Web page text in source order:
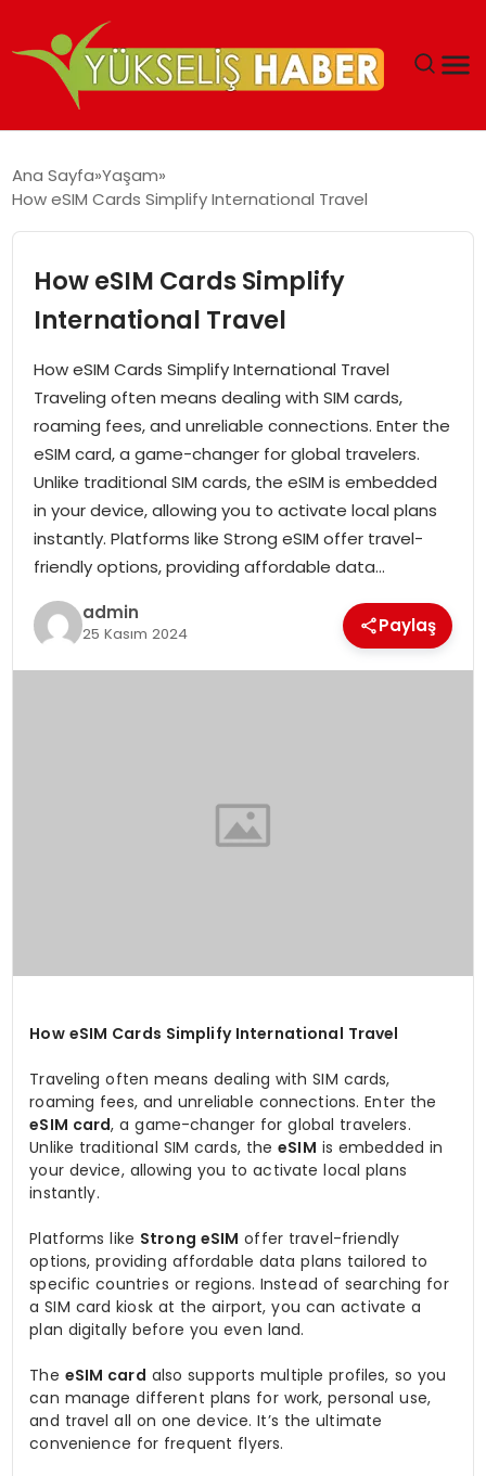
MALIYETLERINI AZALTIYOR’
Ana Sayfa Yaşam
How eSIM Cards Simplify International Travel
How eSIM Cards Simplify
International Travel
How eSIM Cards Simplify International Travel
Traveling often means dealing with SIM cards,
roaming fees, and unreliable connections. Enter the
eSIM card, a game-changer for global travelers.
Unlike traditional SIM cards, the eSIM is embedded
in your device, allowing you to activate local plans
instantly. Platforms like Strong eSIM offer travel-
friendly options, providing affordable data…
admin
25 Kasım 2024 Paylaş
How eSIM Cards Simplify International Travel
Traveling often means dealing with SIM cards,
roaming fees, and unreliable connections. Enter the
eSIM card, a game-changer for global travelers.
Unlike traditional SIM cards, theeSIM is embedded in
your device, allowing you to activate local plans
instantly.
Platforms like Strong eSIM offer travel-friendly
options, providing affordable data plans tailored to
specific countries or regions. Instead of searching for
a SIM card kiosk at the airport, you can activate a
plan digitally before you even land.
The eSIM card also supports multiple profiles, so you
can manage different plans for work, personal use,
and travel all on one device. It’s the ultimate
convenience for frequent flyers.